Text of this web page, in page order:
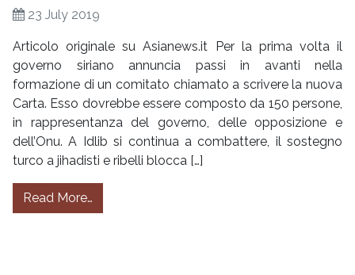
23 July 2019
Articolo originale su Asianews.it Per la prima volta il
governo siriano annuncia passi in avanti nella
formazione di un comitato chiamato a scrivere la nuova
Carta. Esso dovrebbe essere composto da 150 persone,
in rappresentanza del governo, delle opposizione e
dell’Onu. A Idlib si continua a combattere, il sostegno
turco a jihadisti e ribelli blocca […]
Read More…